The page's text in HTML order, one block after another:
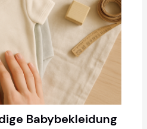
Babybekleidung